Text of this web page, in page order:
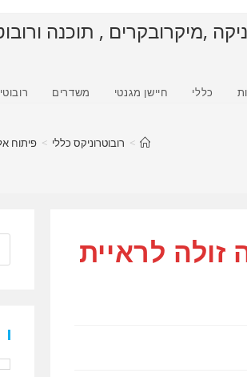
,מיקרובקרים , תוכנה
כללי חיישן מגנטי משדרים
> רובוטרוניקס כללי > פיתוח
לראיית